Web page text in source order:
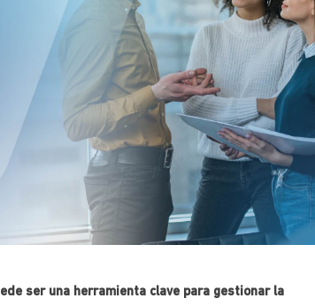
ser una herramienta clave para gestionar la